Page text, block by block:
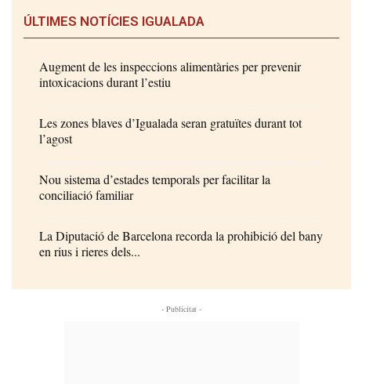
ÚLTIMES NOTÍCIES IGUALADA
Augment de les inspeccions alimentàries per prevenir
intoxicacions durant l’estiu
Les zones blaves d’Igualada seran gratuïtes durant tot
l’agost
Nou sistema d’estades temporals per facilitar la
conciliació familiar
La Diputació de Barcelona recorda la prohibició del bany
en rius i rieres dels...
- Publicitat -